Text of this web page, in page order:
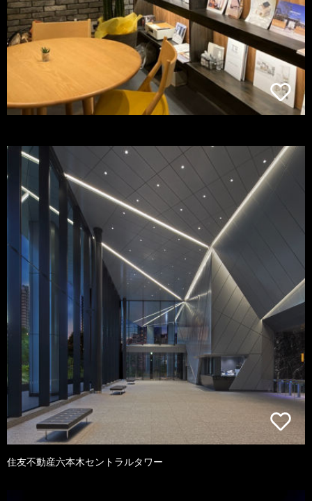
住友不動産六本木セントラルタワー